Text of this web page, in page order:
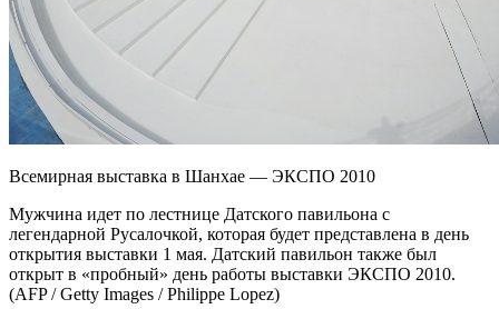
Всемирная выставка в Шанхае — ЭКСПО 2010
Мужчина идет по лестнице Датского павильона с
легендарной Русалочкой, которая будет представлена в день
открытия выставки 1 мая. Датский павильон также был
открыт в «пробный» день работы выставки ЭКСПО 2010.
(AFP / Getty Images / Philippe Lopez)